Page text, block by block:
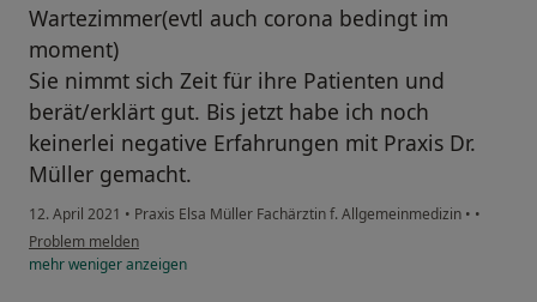
Wartezimmer(evtl auch corona bedingt im
moment)
Sie nimmt sich Zeit für ihre Patienten und
berät/erklärt gut. Bis jetzt habe ich noch
keinerlei negative Erfahrungen mit Praxis Dr.
Müller gemacht.
12. April 2021 • Praxis Elsa Müller Fachärztin f. Allgemeinmedizin • •
Problem melden
mehrwenigeranzeigen